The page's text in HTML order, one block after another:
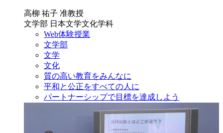
高柳 祐子 准教授
文学部 日本文学文化学科
Web体験授業
文学部
文学
文化
質の高い教育をみんなに
平和と公正をすべての人に
パートナーシップで目標を達成しよう